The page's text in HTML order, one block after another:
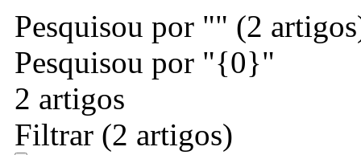
Pesquisou por "" (2
Pesquisou por "{0}"
2 artigos
Filtrar (2 artigos)